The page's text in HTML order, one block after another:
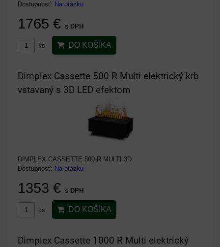
Dostupnosť: Na otázku
1765 € s DPH
ks DO KOŠÍKA
Dimplex Cassette 500 R Multi elektrický krb
vstavaný s 3D LED efektom
DIMPLEX CASSETTE 500 R MULTI 3D
Dostupnosť: Na otázku
1353 € s DPH
ks DO KOŠÍKA
Dimplex Cassette 1000 R Multi elektrický